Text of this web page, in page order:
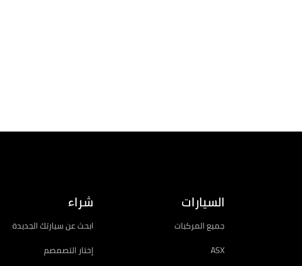
السيارات
جميع المركبات
ASX
شراء
ابحث عن سيارتك الجديدة
إختار التصمصم